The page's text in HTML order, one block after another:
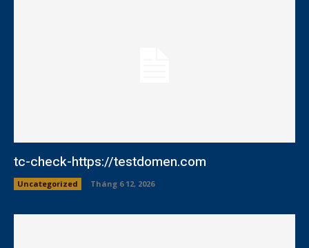
tc-check-https://testdomen.com
Uncategorized Tháng 6 12, 2026